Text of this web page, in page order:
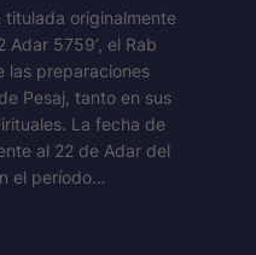
originalmente
Adar 5759’, el Rab
las preparaciones
Pesaj, tanto en sus
La fecha de
al 22 de Adar del
el período…